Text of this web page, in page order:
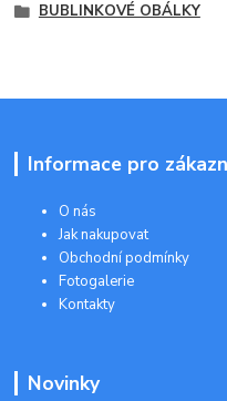
BUBLINKOVÉ OBÁLKY
Informace pro
O nás
Jak nakupovat
Obchodní podmínky
Fotogalerie
Kontakty
Novinky